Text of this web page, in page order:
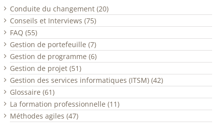
Conduite du changement (20)
Conseils et Interviews (75)
FAQ (55)
Gestion de portefeuille (7)
Gestion de programme (6)
Gestion de projet (51)
Gestion des services informatiques (ITSM) (42)
Glossaire (61)
La formation professionnelle (11)
Méthodes agiles (47)